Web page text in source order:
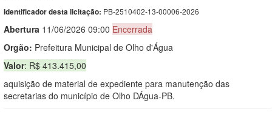
Identificador desta licitação: PB-2510402-13-00006-2026
Abertura 11/06/2026 09:00 Encerrada
Orgão: Prefeitura Municipal de Olho d'Água
Valor: R$ 413.415,00
aquisição de material de expediente para manutenção das
secretarias do município de Olho DÁgua-PB.